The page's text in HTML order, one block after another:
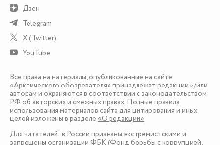
Дзен
Telegram
X (Twitter)
YouTube
Все права на материалы, опубликованные на сайте
«Арктического обозревателя» принадлежат редакции и/или
авторам и охраняются в соответствии с законодательством
РФ об авторских и смежных правах. Полные правила
использования материалов сайта для цитирования и иных
целей изложены в разделе «О редакции».
Для читателей: в России признаны экстремистскими и
запрещены организации ФБК (Фонд борьбы с коррупцией,